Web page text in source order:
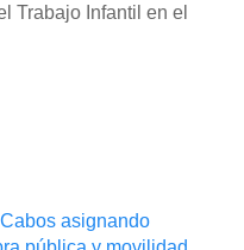
Trabajo Infantil en el
asignando